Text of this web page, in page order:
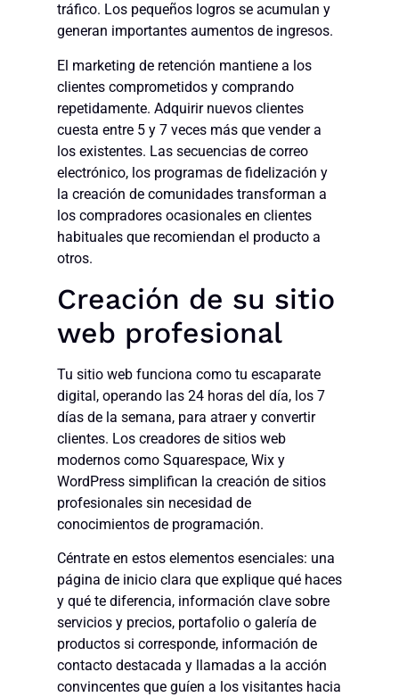
tráfico. Los pequeños logros se acumulan y
generan importantes aumentos de ingresos.
El marketing de retención mantiene a los
clientes comprometidos y comprando
repetidamente. Adquirir nuevos clientes
cuesta entre 5 y 7 veces más que vender a
los existentes. Las secuencias de correo
electrónico, los programas de fidelización y
la creación de comunidades transforman a
los compradores ocasionales en clientes
habituales que recomiendan el producto a
otros.
Creación de su sitio
web profesional
Tu sitio web funciona como tu escaparate
digital, operando las 24 horas del día, los 7
días de la semana, para atraer y convertir
clientes. Los creadores de sitios web
modernos como Squarespace, Wix y
WordPress simplifican la creación de sitios
profesionales sin necesidad de
conocimientos de programación.
Céntrate en estos elementos esenciales: una
página de inicio clara que explique qué haces
y qué te diferencia, información clave sobre
servicios y precios, portafolio o galería de
productos si corresponde, información de
contacto destacada y llamadas a la acción
convincentes que guíen a los visitantes hacia